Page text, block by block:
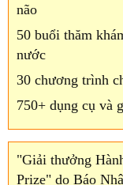
não
50 buổi thăm
nước
30 chương trình
750+ dụng cụ và
"Giải thưởng
Prize" do Báo